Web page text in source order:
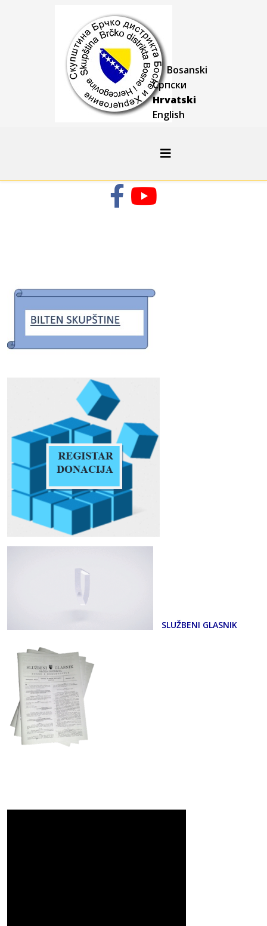
Bosanski
Српски
Hrvatski
English
SLUŽBENI GLASNIK